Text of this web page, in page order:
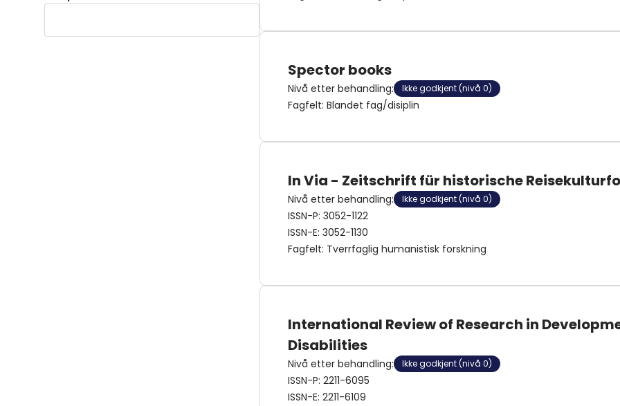
Spector books
Nivå etter behandling: Ikke godkjent (nivå 0)
Fagfelt: Blandet fag/disiplin
In Via - Zeitschrift für historische
Nivå etter behandling: Ikke godkjent (nivå 0)
ISSN-P: 3052-1122
ISSN-E: 3052-1130
Fagfelt: Tverrfaglig humanistisk forskning
International Review of Research in
Disabilities
Nivå etter behandling: Ikke godkjent (nivå 0)
ISSN-P: 2211-6095
ISSN-E: 2211-6109